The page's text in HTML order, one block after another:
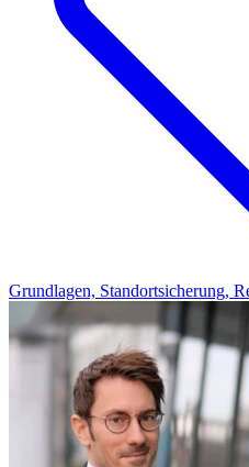
Grundlagen, Standortsicherung,